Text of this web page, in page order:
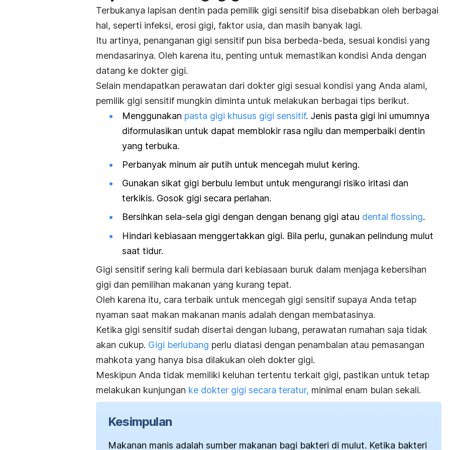
Terbukanya lapisan dentin pada pemilik gigi sensitif bisa disebabkan oleh berbagai
hal, seperti infeksi, erosi gigi, faktor usia, dan masih banyak lagi.
Itu artinya, penanganan gigi sensitif pun bisa berbeda-beda, sesuai kondisi yang
mendasarinya. Oleh karena itu, penting untuk memastikan kondisi Anda dengan
datang ke dokter gigi.
Selain mendapatkan perawatan dari dokter gigi sesuai kondisi yang Anda alami,
pemilik gigi sensitif mungkin diminta untuk melakukan berbagai tips berikut.
Menggunakan pasta gigi khusus gigi sensitif. Jenis pasta gigi ini umumnya
diformulasikan untuk dapat memblokir rasa ngilu dan memperbaiki dentin
yang terbuka.
Perbanyak minum air putih untuk mencegah mulut kering.
Gunakan sikat gigi berbulu lembut untuk mengurangi risiko iritasi dan
terkikis. Gosok gigi secara perlahan.
Bersihkan sela-sela gigi dengan dengan benang gigi atau dental flossing.
Hindari kebiasaan menggertakkan gigi. Bila perlu, gunakan pelindung mulut
saat tidur.
Gigi sensitif sering kali bermula dari kebiasaan buruk dalam menjaga kebersihan
gigi dan pemilihan makanan yang kurang tepat.
Oleh karena itu, cara terbaik untuk mencegah gigi sensitif supaya Anda tetap
nyaman saat makan makanan manis adalah dengan membatasinya.
Ketika gigi sensitif sudah disertai dengan lubang, perawatan rumahan saja tidak
akan cukup. Gigi berlubang perlu diatasi dengan penambalan atau pemasangan
mahkota yang hanya bisa dilakukan oleh dokter gigi.
Meskipun Anda tidak memiliki keluhan tertentu terkait gigi, pastikan untuk tetap
melakukan kunjungan ke dokter gigi secara teratur, minimal enam bulan sekali.
Kesimpulan
Makanan manis adalah sumber makanan bagi bakteri di mulut. Ketika bakteri